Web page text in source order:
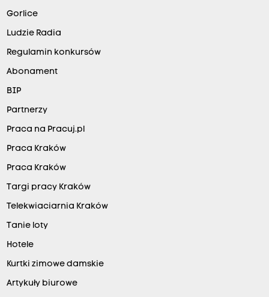
Gorlice
Ludzie Radia
Regulamin konkursów
Abonament
BIP
Partnerzy
Praca na Pracuj.pl
Praca Kraków
Praca Kraków
Targi pracy Kraków
Telekwiaciarnia Kraków
Tanie loty
Hotele
Kurtki zimowe damskie
Artykuły biurowe